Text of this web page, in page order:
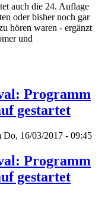
auch die 24. Auflage
oder bisher noch gar
hören waren - ergänzt
und
Programm
gestartet
Do, 16/03/2017 - 09:45
Programm
gestartet